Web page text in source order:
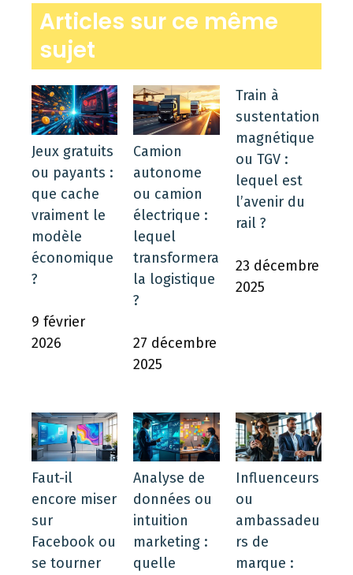
Articles sur ce même
sujet
Jeux gratuits
ou payants :
que cache
vraiment le
modèle
économique
?
9 février
2026
Camion
autonome
ou camion
électrique :
lequel
transformera
la logistique
?
27 décembre
2025
Train à
sustentation
magnétique
ou TGV :
lequel est
l’avenir du
rail ?
23 décembre
2025
Faut-il
encore miser
sur
Facebook ou
se tourner
Analyse de
données ou
intuition
marketing :
quelle
Influenceurs
ou
ambassadeu
rs de
marque :